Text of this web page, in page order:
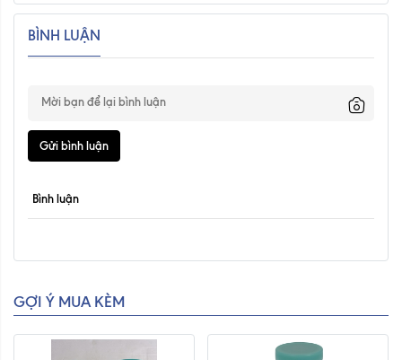
BÌNH LUẬN
Gửi bình luận
Bình luận
GỢI Ý MUA KÈM